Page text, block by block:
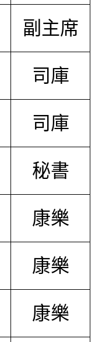
副主席
司庫
司庫
秘書
康樂
康樂
康樂